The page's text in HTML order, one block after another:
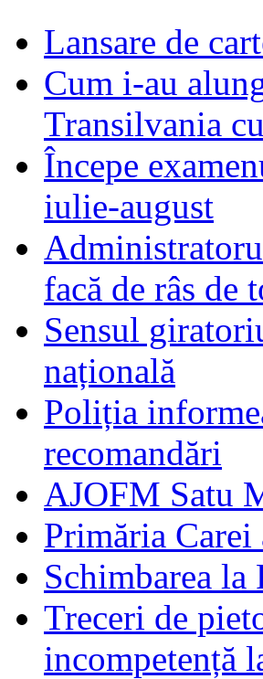
Lansare de
Cum i-au
Transilvania
Începe
iulie-august
facă de râs de
Sensul
națională
Poliția
recomandări
AJOFM Satu
Primăria
Schimbarea
Treceri de
incompetență